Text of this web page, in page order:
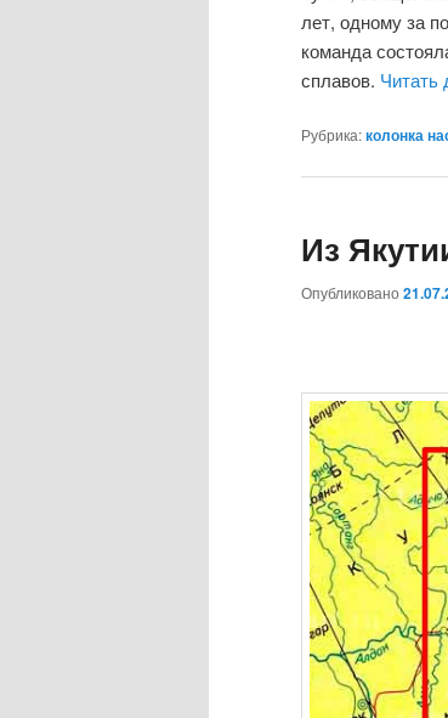
лет, одному за
команда
сплавов. Читать
Рубрика:колонка
Из
Опубликовано